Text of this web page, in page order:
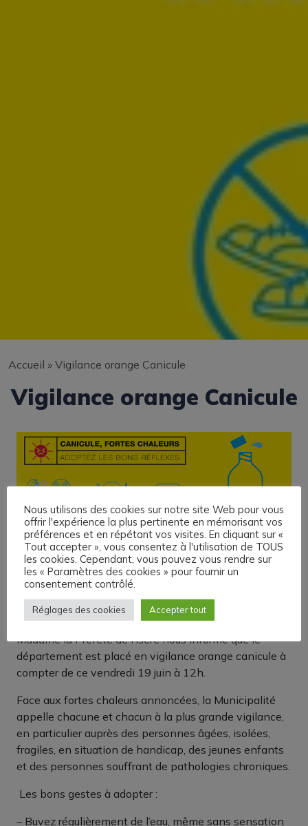
Accueil » Vigilance orange Canicule
Vigilance orange Canicule
midi
Madame la Préfète de l’Isère nous informe que le
département est placé en vigilance orange canicule à
compter de ce vendredi 19 juin à 12h.
Face aux fortes chaleurs annoncées, la Municipalité
appelle chacune et chacun à la plus grande vigilance,
en particulier auprès des personnes âgées, isolées,
fragiles, en situation de handicap, des jeunes enfants
et des personnes souffrant de pathologies chroniques.
️ Les bons gestes à adopter :
– Buvez régulièrement de l’eau, même sans sensation
Nous utilisons des cookies sur notre site Web pour vous
offrir l'expérience la plus pertinente en mémorisant vos
préférences et en répétant vos visites. En cliquant sur «
Tout accepter », vous consentez à l'utilisation de TOUS
les cookies. Cependant, vous pouvez vous rendre sur
les « Paramètres des cookies » pour fournir un
consentement contrôlé.
Réglages des cookies Accepter tout